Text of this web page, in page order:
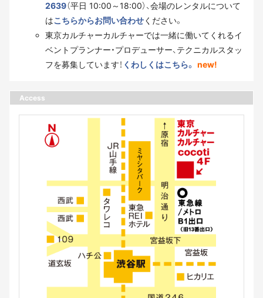
2639（平日 10:00～18:00）、会場のレンタルについて
はこちらからお問い合わせください。
東京カルチャーカルチャーでは一緒に働いてくれるイ
ベントプランナー・プロデューサー、テクニカルスタッ
フを募集しています！ くわしくはこちら。 new!
Access